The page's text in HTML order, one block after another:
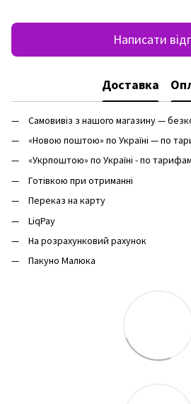
Написати
Доставка
Самовивіз з нашого магазину —
«Новою поштою» по Україні — по
«Укрпоштою» по Україні - по
Готівкою при отриманні
Переказ на карту
LiqPay
На розрахунковий рахунок
Пакуно Малюка